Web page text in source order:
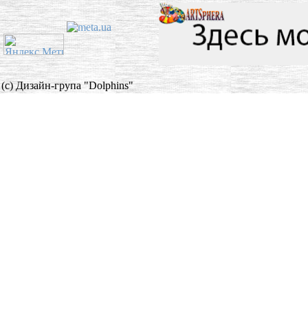
(c) Дизайн-група "Dolphins"